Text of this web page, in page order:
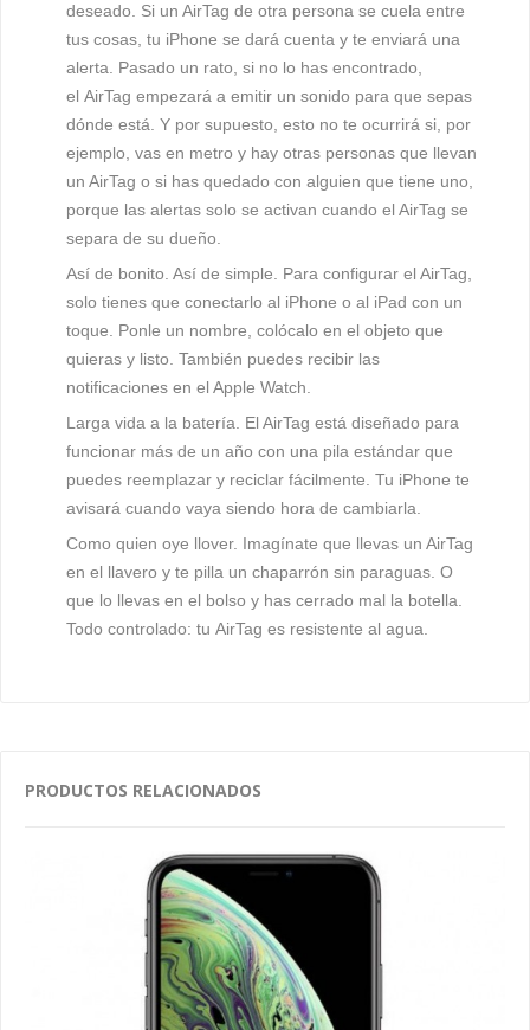
deseado. Si un AirTag de otra persona se cuela entre
tus cosas, tu iPhone se dará cuenta y te enviará una
alerta. Pasado un rato, si no lo has encontrado,
el AirTag empezará a emitir un sonido para que sepas
dónde está. Y por supuesto, esto no te ocurrirá si, por
ejemplo, vas en metro y hay otras personas que llevan
un AirTag o si has quedado con alguien que tiene uno,
porque las alertas solo se activan cuando el AirTag se
separa de su dueño.
Así de bonito. Así de simple. Para configurar el AirTag,
solo tienes que conectarlo al iPhone o al iPad con un
toque. Ponle un nombre, colócalo en el objeto que
quieras y listo. También puedes recibir las
notificaciones en el Apple Watch.
Larga vida a la batería. El AirTag está diseñado para
funcionar más de un año con una pila estándar que
puedes reemplazar y reciclar fácilmente. Tu iPhone te
avisará cuando vaya siendo hora de cambiarla.
Como quien oye llover. Imagínate que llevas un AirTag
en el llavero y te pilla un chaparrón sin paraguas. O
que lo llevas en el bolso y has cerrado mal la botella.
Todo controlado: tu AirTag es resistente al agua.
PRODUCTOS RELACIONADOS